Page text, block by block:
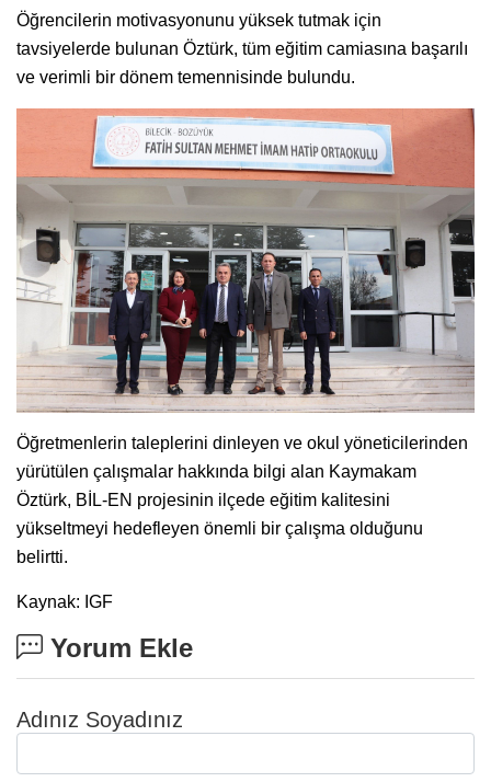
Öğrencilerin motivasyonunu yüksek tutmak için
tavsiyelerde bulunan Öztürk, tüm eğitim camiasına başarılı
ve verimli bir dönem temennisinde bulundu.
Öğretmenlerin taleplerini dinleyen ve okul yöneticilerinden
yürütülen çalışmalar hakkında bilgi alan Kaymakam
Öztürk, BİL-EN projesinin ilçede eğitim kalitesini
yükseltmeyi hedefleyen önemli bir çalışma olduğunu
belirtti.
Kaynak: IGF
Yorum Ekle
Adınız Soyadınız